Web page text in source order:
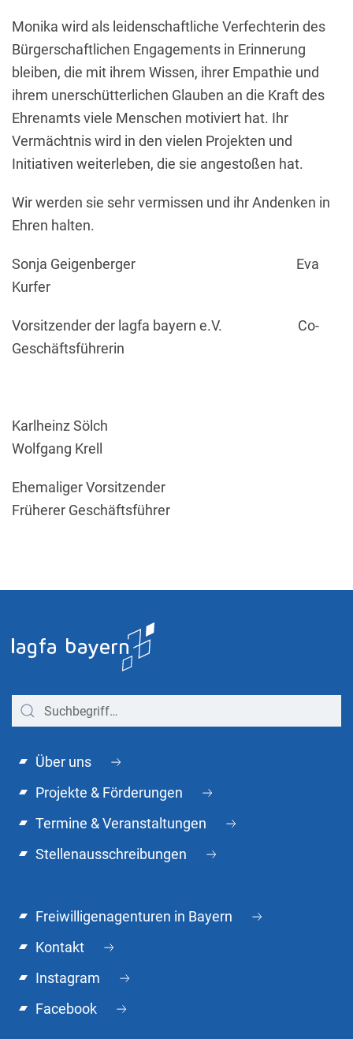
Monika wird als leidenschaftliche Verfechterin des
Bürgerschaftlichen Engagements in Erinnerung
bleiben, die mit ihrem Wissen, ihrer Empathie und
ihrem unerschütterlichen Glauben an die Kraft des
Ehrenamts viele Menschen motiviert hat. Ihr
Vermächtnis wird in den vielen Projekten und
Initiativen weiterleben, die sie angestoßen hat.
Wir werden sie sehr vermissen und ihr Andenken in
Ehren halten.
Sonja Geigenberger Eva
Kurfer
Vorsitzender der lagfa bayern e.V. Co-
Geschäftsführerin
Karlheinz Sölch
Wolfgang Krell
Ehemaliger Vorsitzender
Früherer Geschäftsführer
Über uns
Projekte & Förderungen
Termine & Veranstaltungen
Stellenausschreibungen
Freiwilligenagenturen in Bayern
Kontakt
Instagram
Facebook